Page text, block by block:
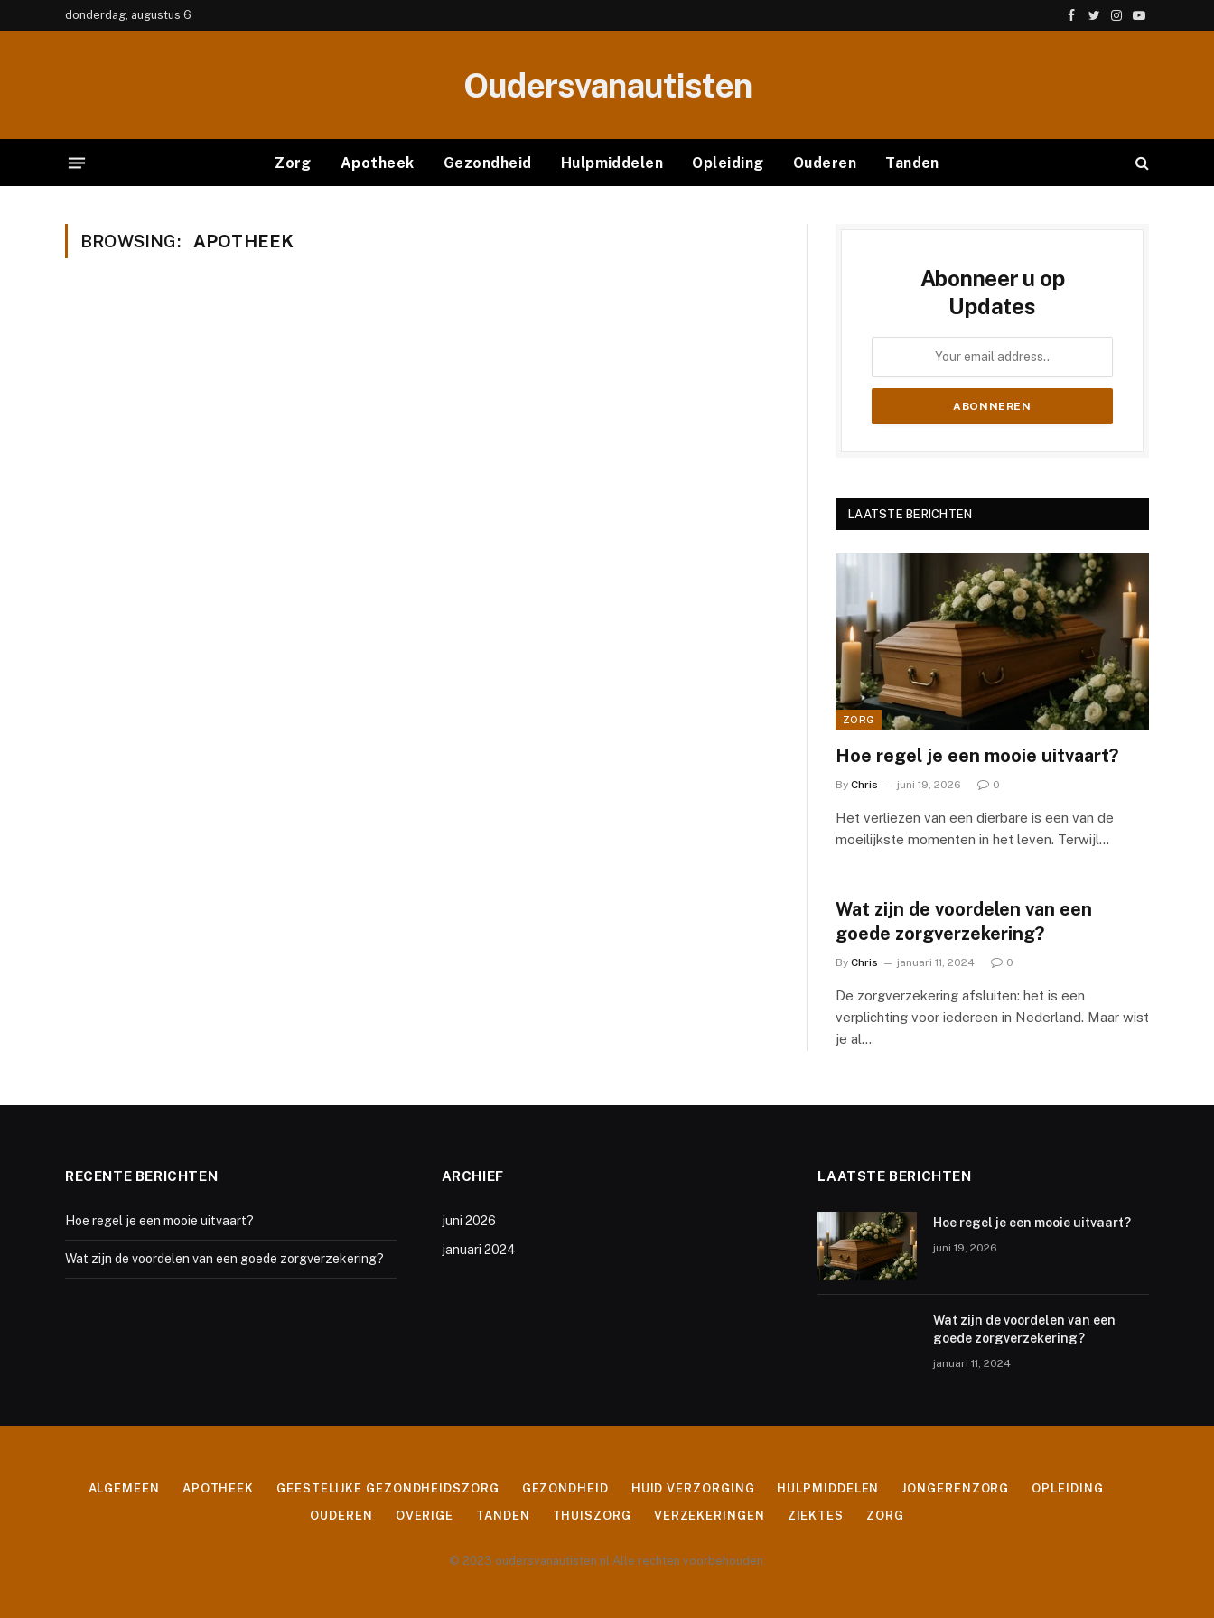
donderdag, augustus 6
Facebook
TwitterInstagram
YouTube
Oudersvanautisten
Zorg Apotheek Gezondheid Hulpmiddelen Opleiding Ouderen Tanden
BROWSING: APOTHEEK
Abonneer u op
Updates
LAATSTE BERICHTEN
ZORG
Hoe regel je een mooie uitvaart?
By Chris juni 19, 2026 0
Het verliezen van een dierbare is een van de
moeilijkste momenten in het leven. Terwijl…
Wat zijn de voordelen van een
goede zorgverzekering?
By Chris januari 11, 2024 0
De zorgverzekering afsluiten: het is een
verplichting voor iedereen in Nederland. Maar wist
je al…
RECENTE BERICHTEN
Hoe regel je een mooie uitvaart?
Wat zijn de voordelen van een goede zorgverzekering?
ARCHIEF
juni 2026
januari 2024
LAATSTE BERICHTEN
Hoe regel je een mooie uitvaart?
juni 19, 2026
Wat zijn de voordelen van een
goede zorgverzekering?
januari 11, 2024
ALGEMEEN APOTHEEK GEESTELIJKE GEZONDHEIDSZORG GEZONDHEID HUID VERZORGING HULPMIDDELEN JONGERENZORG
OPLEIDING
OUDEREN
OVERIGE TANDEN THUISZORG VERZEKERINGEN ZIEKTES ZORG
© 2023 oudersvanautisten.nl Alle rechten voorbehouden.